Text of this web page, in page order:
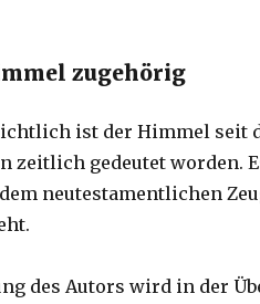
zugehörig
ist der Himmel seit
zeitlich gedeutet worden.
neutestamentlichen
des Autors wird in der